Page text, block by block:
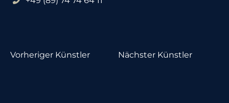
Vorheriger Künstler Nächster Künstler